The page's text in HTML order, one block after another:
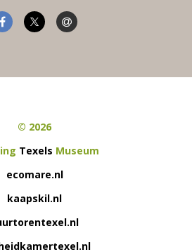
© 2026
Texels Museum
ecomare.nl
kaapskil.nl